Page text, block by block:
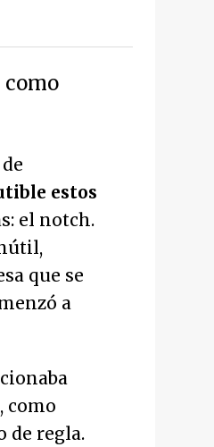
como
estos
el notch.
que se
a
, como
de regla.